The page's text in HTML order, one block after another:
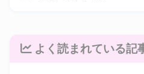
よく読まれている記